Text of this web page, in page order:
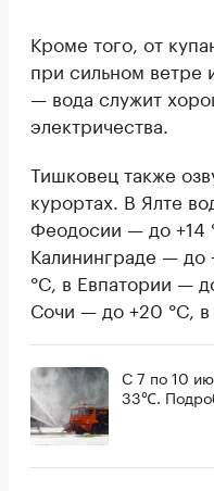
Кроме того, от
при сильном
— вода служит
электричества.
Тишковец также
курортах. В Ялте
Феодосии — до +14
Калининграде — до
°C, в Евпатории —
Сочи — до +20 °C,
С 7 по 10
33℃.